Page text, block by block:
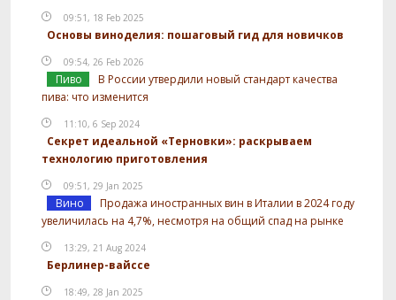
09:51, 18 Feb 2025
Основы виноделия: пошаговый гид для новичков
09:54, 26 Feb 2026
Пиво
В России утвердили новый стандарт качества
пива: что изменится
11:10, 6 Sep 2024
Секрет идеальной «Терновки»: раскрываем
технологию приготовления
09:51, 29 Jan 2025
Вино
Продажа иностранных вин в Италии в 2024 году
увеличилась на 4,7%, несмотря на общий спад на рынке
13:29, 21 Aug 2024
Берлинер-вайссе
18:49, 28 Jan 2025